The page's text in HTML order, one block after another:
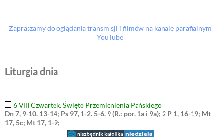
Zapraszamy do oglądania transmisji i filmów na kanale parafialnym
YouTube
Liturgia dnia
6 VIII Czwartek. Święto Przemienienia Pańskiego
Dn 7, 9-10. 13-14; Ps 97, 1-2. 5-6. 9 (R.: por. 1a i 9a); 2 P 1, 16-19; Mt
17, 5c; Mt 17, 1-9;